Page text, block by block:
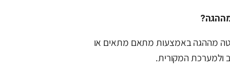
מההגה באמצעות מתאם מתאים או